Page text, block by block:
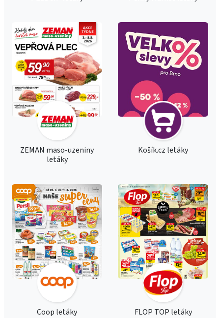
ZEMAN maso-uzeniny
letáky
Košík.cz letáky
Coop letáky FLOP TOP letáky